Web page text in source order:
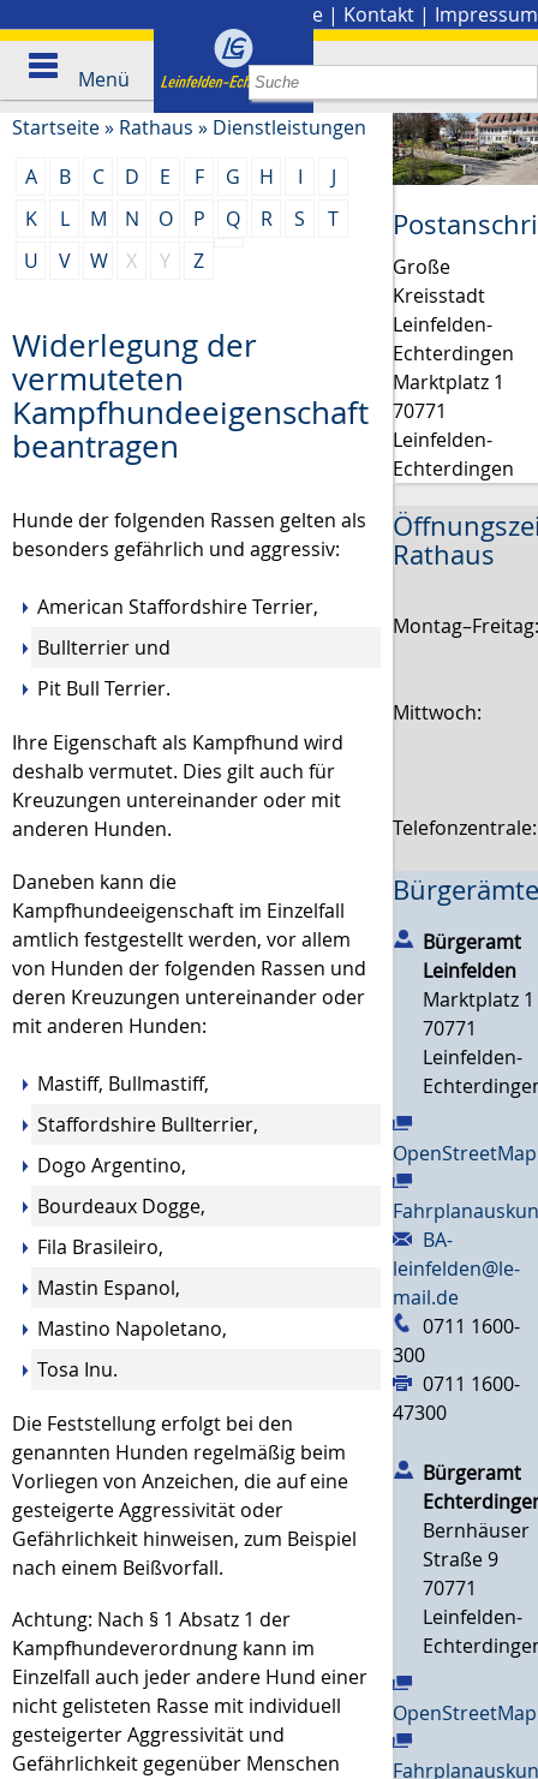
Presse | Kontakt | Impressum
Menü
Startseite» Rathaus » Dienstleistungen
A
B C D E F G H I
J
K
L M N O P Q R S
T
U
V W X Y Z
Widerlegung der
vermuteten
Kampfhundeeigenschaft
beantragen
Hunde der folgenden Rassen gelten als
besonders gefährlich und aggressiv:
American Staffordshire Terrier,
Bullterrier und
Pit Bull Terrier.
Ihre Eigenschaft als Kampfhund wird
deshalb vermutet. Dies gilt auch für
Kreuzungen untereinander oder mit
anderen Hunden.
Daneben kann die
Kampfhundeeigenschaft im Einzelfall
amtlich festgestellt werden, vor allem
von Hunden der folgenden Rassen und
deren Kreuzungen untereinander oder
mit anderen Hunden:
Mastiff, Bullmastiff,
Staffordshire Bullterrier,
Dogo Argentino,
Bourdeaux Dogge,
Fila Brasileiro,
Mastin Espanol,
Mastino Napoletano,
Tosa Inu.
Die Feststellung erfolgt bei den
genannten Hunden regelmäßig beim
Vorliegen von Anzeichen, die auf eine
gesteigerte Aggressivität oder
Gefährlichkeit hinweisen, zum Beispiel
nach einem Beißvorfall.
Achtung: Nach § 1 Absatz 1 der
Kampfhundeverordnung kann im
Einzelfall auch jeder andere Hund einer
nicht gelisteten Rasse mit individuell
gesteigerter Aggressivität und
Gefährlichkeit gegenüber Menschen
Große
Kreisstadt
Leinfelden-
Echterdingen
Marktplatz 1
70771
Leinfelden-
Echterdingen
Rathaus
Mittwoch:
Bürgeramt
Leinfelden
Marktplatz 1
70771
Leinfelden-
OpenStreetMap
BA-
leinfelden@le-
mail.de
0711 1600-
300
0711 1600-
47300
Bürgeramt
Bernhäuser
Straße 9
70771
Leinfelden-
OpenStreetMap